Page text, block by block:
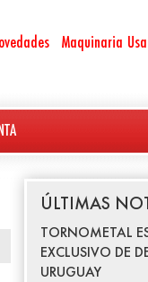
Maquinaria
ÚLTIMAS
TORNOMETAL
EXCLUSIVO DE
URUGUAY